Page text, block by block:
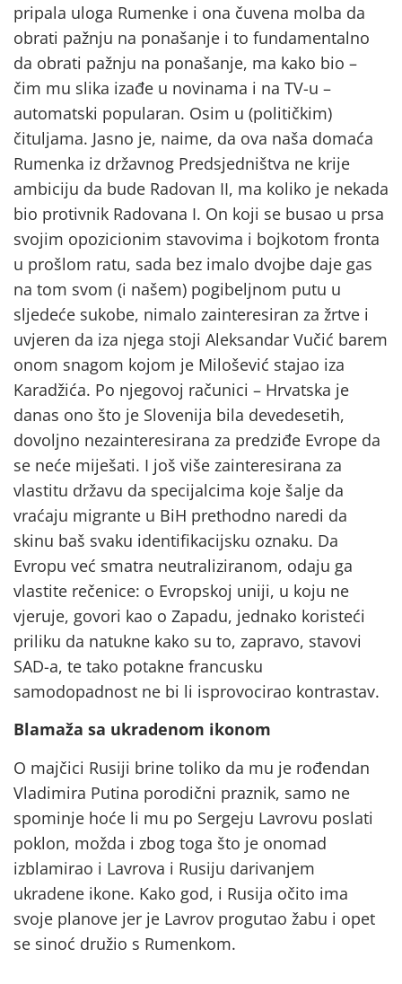
pripala uloga Rumenke i ona čuvena molba da
obrati pažnju na ponašanje i to fundamentalno
da obrati pažnju na ponašanje, ma kako bio –
čim mu slika izađe u novinama i na TV-u –
automatski popularan. Osim u (političkim)
čituljama. Jasno je, naime, da ova naša domaća
Rumenka iz državnog Predsjedništva ne krije
ambiciju da bude Radovan II, ma koliko je nekada
bio protivnik Radovana I. On koji se busao u prsa
svojim opozicionim stavovima i bojkotom fronta
u prošlom ratu, sada bez imalo dvojbe daje gas
na tom svom (i našem) pogibeljnom putu u
sljedeće sukobe, nimalo zainteresiran za žrtve i
uvjeren da iza njega stoji Aleksandar Vučić barem
onom snagom kojom je Milošević stajao iza
Karadžića. Po njegovoj računici – Hrvatska je
danas ono što je Slovenija bila devedesetih,
dovoljno nezainteresirana za predziđe Evrope da
se neće miješati. I još više zainteresirana za
vlastitu državu da specijalcima koje šalje da
vraćaju migrante u BiH prethodno naredi da
skinu baš svaku identifikacijsku oznaku. Da
Evropu već smatra neutraliziranom, odaju ga
vlastite rečenice: o Evropskoj uniji, u koju ne
vjeruje, govori kao o Zapadu, jednako koristeći
priliku da natukne kako su to, zapravo, stavovi
SAD-a, te tako potakne francusku
samodopadnost ne bi li isprovocirao kontrastav.
Blamaža sa ukradenom ikonom
O majčici Rusiji brine toliko da mu je rođendan
Vladimira Putina porodični praznik, samo ne
spominje hoće li mu po Sergeju Lavrovu poslati
poklon, možda i zbog toga što je onomad
izblamirao i Lavrova i Rusiju darivanjem
ukradene ikone. Kako god, i Rusija očito ima
svoje planove jer je Lavrov progutao žabu i opet
se sinoć družio s Rumenkom.